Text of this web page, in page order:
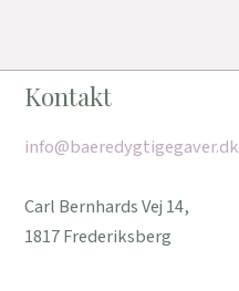
Kontakt
info@baeredygtigegaver.dk
Carl Bernhards Vej 14,
1817 Frederiksberg